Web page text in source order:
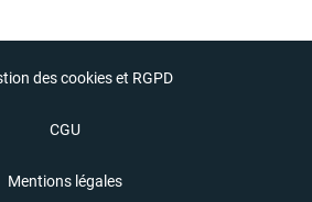
des cookies et RGPD
CGU
Mentions légales